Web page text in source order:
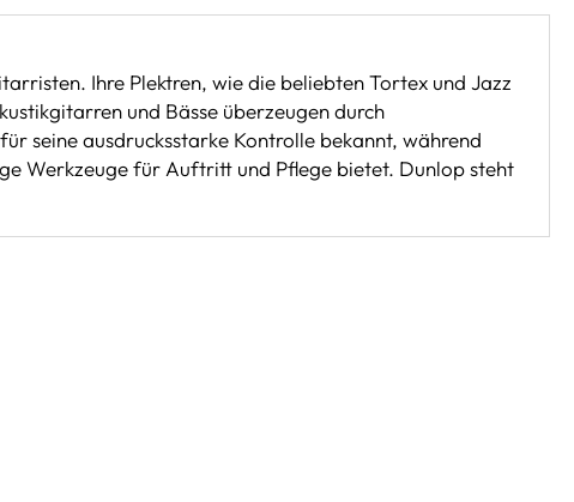
Ihre Plektren, wie die beliebten Tortex und Jazz
und Bässe überzeugen durch
seine ausdrucksstarke Kontrolle bekannt, während
Werkzeuge für Auftritt und Pflege bietet. Dunlop steht